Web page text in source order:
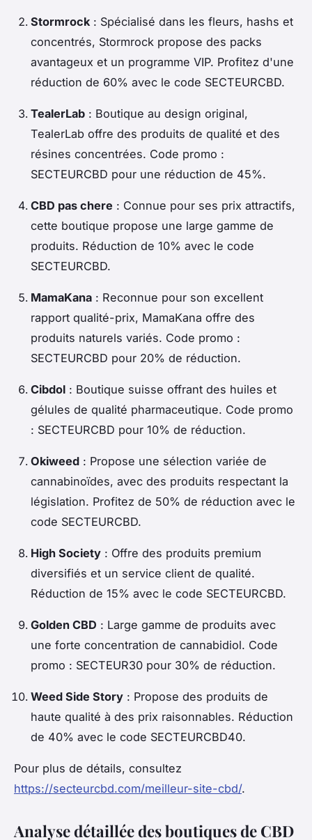
Stormrock : Spécialisé dans les fleurs, hashs et
concentrés, Stormrock propose des packs
avantageux et un programme VIP. Profitez d'une
réduction de 60% avec le code SECTEURCBD.
TealerLab : Boutique au design original,
TealerLab offre des produits de qualité et des
résines concentrées. Code promo :
SECTEURCBD pour une réduction de 45%.
CBD pas chere : Connue pour ses prix attractifs,
cette boutique propose une large gamme de
produits. Réduction de 10% avec le code
SECTEURCBD.
MamaKana : Reconnue pour son excellent
rapport qualité-prix, MamaKana offre des
produits naturels variés. Code promo :
SECTEURCBD pour 20% de réduction.
Cibdol : Boutique suisse offrant des huiles et
gélules de qualité pharmaceutique. Code promo
: SECTEURCBD pour 10% de réduction.
Okiweed : Propose une sélection variée de
cannabinoïdes, avec des produits respectant la
législation. Profitez de 50% de réduction avec le
code SECTEURCBD.
High Society : Offre des produits premium
diversifiés et un service client de qualité.
Réduction de 15% avec le code SECTEURCBD.
Golden CBD : Large gamme de produits avec
une forte concentration de cannabidiol. Code
promo : SECTEUR30 pour 30% de réduction.
Weed Side Story : Propose des produits de
haute qualité à des prix raisonnables. Réduction
de 40% avec le code SECTEURCBD40.
Pour plus de détails, consultez
https://secteurcbd.com/meilleur-site-cbd/.
Analyse détaillée des boutiques de CBD